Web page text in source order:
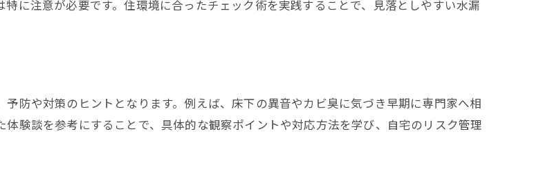
しを支える地下水漏れ早期対応術
水漏れの早期対応がもたらす安心感
ら意識したい地下 水漏れ予防策
水漏れ問題を迅速に解決するコツ
に注意が必要です。住環境に合ったチェック術を実践することで、見落としやすい水漏
防や対策のヒントとなります。例えば、床下の異音やカビ臭に気づき早期に専門家へ相
験談を参考にすることで、具体的な観察ポイントや対応方法を学び、自宅のリスク管理